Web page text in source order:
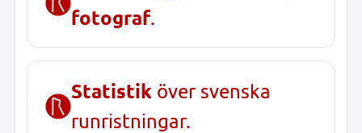
fotograf.
Statistik över svenska
runristningar.